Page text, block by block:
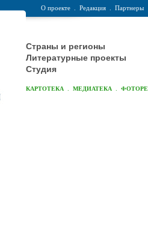
О проекте Редакция Партнеры
Страны и регионы
Литературные проекты
Студия
КАРТОТЕКА МЕДИАТЕКА